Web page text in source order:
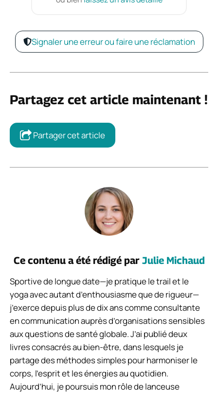
Signaler une erreur ou faire une réclamation
Partagez cet article maintenant !
Partager cet article
Ce contenu a été rédigé par Julie Michaud
Sportive de longue date—je pratique le trail et le
yoga avec autant d’enthousiasme que de rigueur—
j’exerce depuis plus de dix ans comme consultante
en communication auprès d’organisations sensibles
aux questions de santé globale. J’ai publié deux
livres consacrés au bien-être, dans lesquels je
partage des méthodes simples pour harmoniser le
corps, l’esprit et les énergies au quotidien.
Aujourd’hui, je poursuis mon rôle de lanceuse